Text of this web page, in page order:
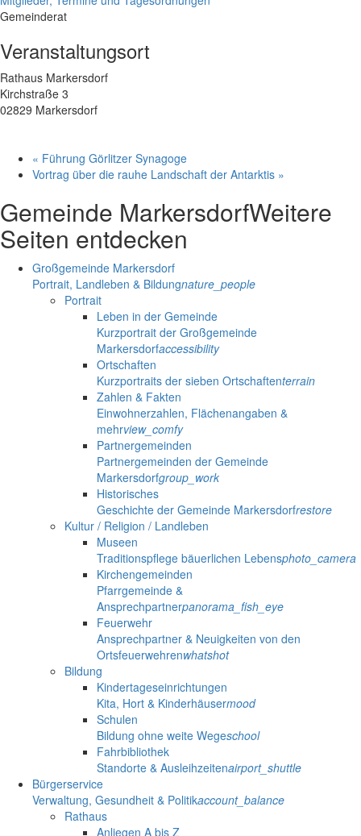
Gemeinderat
Veranstaltungsort
Rathaus Markersdorf
Kirchstraße 3
02829 Markersdorf
« Führung Görlitzer Synagoge
Vortrag über die rauhe Landschaft der Antarktis »
Gemeinde MarkersdorfWeitere
Seiten entdecken
Großgemeinde Markersdorf
Portrait, Landleben & Bildungnature_people
Portrait
Leben in der Gemeinde
Kurzportrait der Großgemeinde
Markersdorfaccessibility
Ortschaften
Kurzportraits der sieben Ortschaftenterrain
Zahlen & Fakten
Einwohnerzahlen, Flächenangaben &
mehrview_comfy
Partnergemeinden
Partnergemeinden der Gemeinde
Markersdorfgroup_work
Historisches
Geschichte der Gemeinde Markersdorfrestore
Kultur / Religion / Landleben
Museen
Traditionspflege bäuerlichen Lebensphoto_camera
Kirchengemeinden
Pfarrgemeinde &
Ansprechpartnerpanorama_fish_eye
Feuerwehr
Ansprechpartner & Neuigkeiten von den
Ortsfeuerwehrenwhatshot
Bildung
Kindertageseinrichtungen
Kita, Hort & Kinderhäusermood
Schulen
Bildung ohne weite Wegeschool
Fahrbibliothek
Standorte & Ausleihzeitenairport_shuttle
Bürgerservice
Verwaltung, Gesundheit & Politikaccount_balance
Rathaus
Anliegen A bis Z